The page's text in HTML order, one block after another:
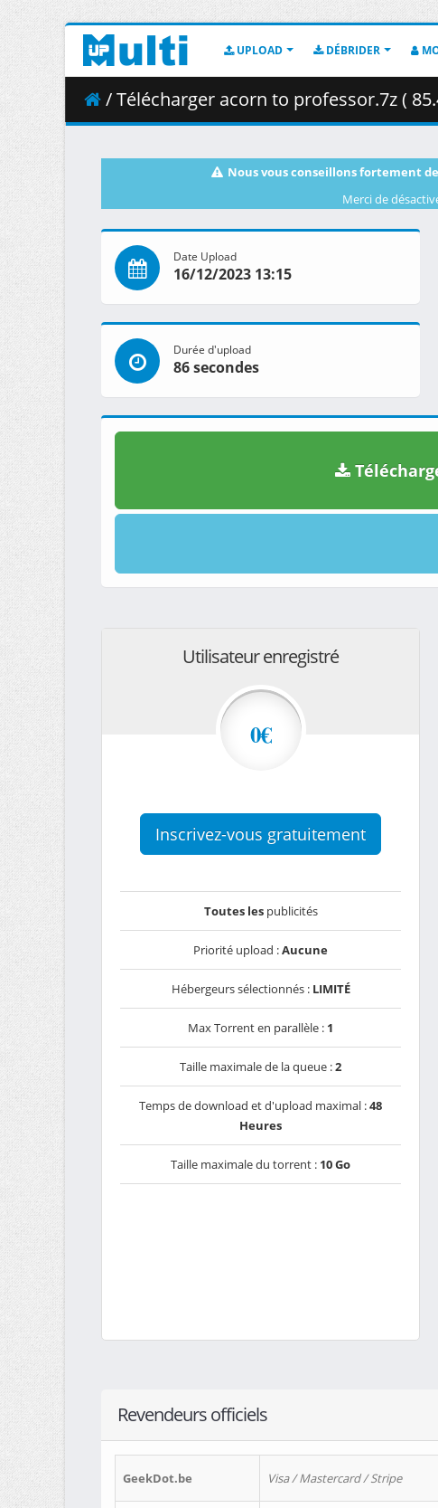
UPLOAD DÉBRIDER
/ Télécharger acorn to professor.7z (
Nous vous conseillons fortement
Merci de
Date Upload
16/12/2023 13:15
Durée d'upload
86 secondes
Utilisateur enregistré
0€
Inscrivez-vous gratuitement
Toutes lespublicités
Priorité upload :Aucune
Hébergeurs sélectionnés : LIMITÉ
Max Torrent en parallèle : 1
Taille maximale de la queue :2
Temps de download et d'upload maximal :48
Heures
Taille maximale du torrent : 10 Go
Revendeurs officiels
GeekDot.be Visa / Mastercard / Stripe